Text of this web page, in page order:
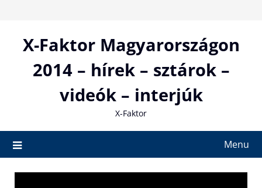
contentX-Faktor Magyarországon
2014 – hírek – sztárok –
videók – interjúk
X-Faktor
Menu